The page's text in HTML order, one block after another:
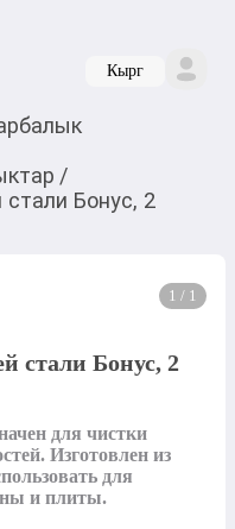
Кырг
/
Бонус, 2
1 / 1
стали Бонус, 2
для чистки
Изготовлен из
для
и плиты.